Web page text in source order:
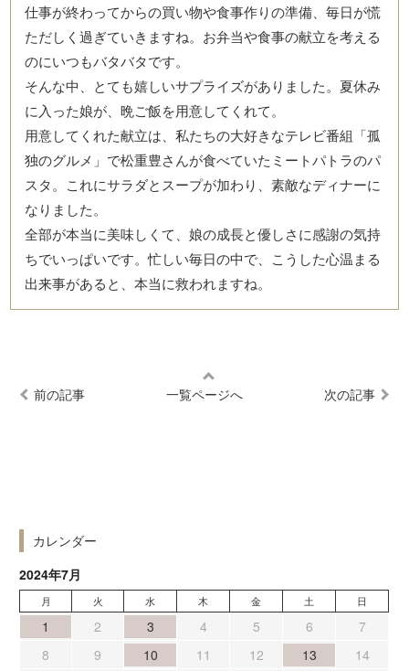
仕事が終わってからの買い物や食事作りの準備、毎日が慌
ただしく過ぎていきますね。お弁当や食事の献立を考える
のにいつもバタバタです。
そんな中、とても嬉しいサプライズがありました。夏休み
に入った娘が、晩ご飯を用意してくれて。
用意してくれた献立は、私たちの大好きなテレビ番組「孤
独のグルメ」で松重豊さんが食べていたミートパトラのパ
スタ。これにサラダとスープが加わり、素敵なディナーに
なりました。
全部が本当に美味しくて、娘の成長と優しさに感謝の気持
ちでいっぱいです。忙しい毎日の中で、こうした心温まる
出来事があると、本当に救われますね。
前の記事 一覧ページへ 次の記事
カレンダー
2024年7月
月 火 水 木 金 土 日
1 2 3 4 5 6
7
8
9 10 11 12 13
14